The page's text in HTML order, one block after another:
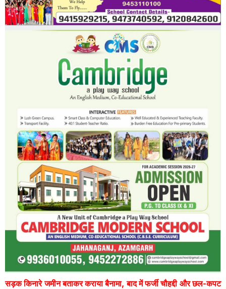
सड़क किनारे जमीन बताकर कराया बैनामा, बाद में फर्जी चौहद्दी और छल-कपट